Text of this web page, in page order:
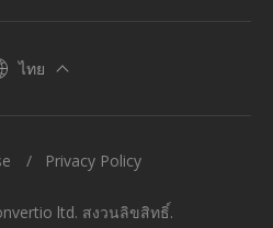
ไทย
ltd. สงวนลิขสิทธิ์.
Privacy Policy